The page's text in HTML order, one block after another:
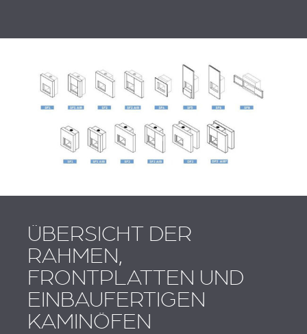
ÜBERSICHT DER
RAHMEN,
FRONTPLATTEN UND
EINBAUFERTIGEN
KAMINÖFEN